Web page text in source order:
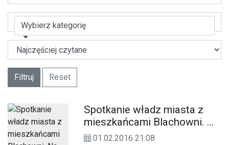
Wybierz kategorię
Filtruj Reset
Spotkanie władz miasta z
mieszkańcami Blachowni. Na
tapecie cena ciepła i
01.02.2016 21:08